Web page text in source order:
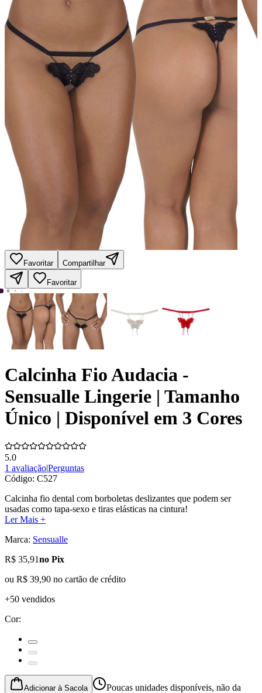
Favoritar Compartilhar
Favoritar
Calcinha Fio Audacia -
Sensualle Lingerie | Tamanho
Único | Disponível em 3 Cores
5.0
1 avaliação|Perguntas
Código: C527
Calcinha fio dental com borboletas deslizantes que podem ser
usadas como tapa-sexo e tiras elásticas na cintura!
Ler Mais +
Marca: Sensualle
R$ 35,91no Pix
ou R$ 39,90 no cartão de crédito
+50 vendidos
Cor:
Adicionar à Sacola
Poucas unidades disponíveis, não da